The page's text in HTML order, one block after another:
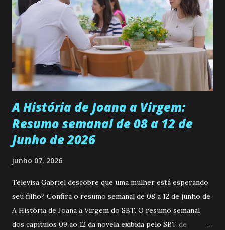
ser a primeira mulher da família a ingressar na
universidade. Ela tem uma personalidade muito alegre, é
muito madura para a idade, determinada, criativa e
empática. Detesta injustiças e é uma ótima amiga. Pode ser
teimosa e muito persistente quando decide fazer algo.
Durante um exame ginecológico, ela é inseminada por eng...
A História de Joana a Virgem:
Resumo semanal de 08 a 12 de
Junho de 2026
junho 07, 2026
Televisa Gabriel descobre que uma mulher está esperando
seu filho? Confira o resumo semanal de 08 a 12 de junho de
A História de Joana a Virgem do SBT. O resumo semanal
dos capitulos 09 ao 12 da novela exibida pelo SBT de